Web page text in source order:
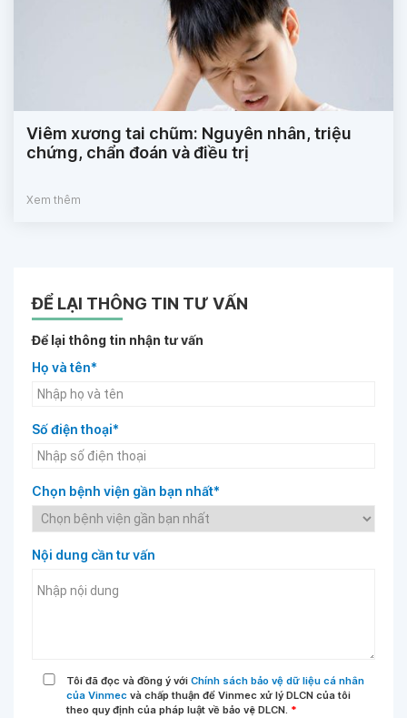
Viêm xương tai chũm: Nguyên nhân, triệu
chứng, chẩn đoán và điều trị
Xem thêm
ĐỂ LẠI THÔNG TIN TƯ VẤN
Để lại thông tin nhận tư vấn
Họ và tên*
Số điện thoại*
Chọn bệnh viện gần bạn nhất*
Nội dung cần tư vấn
Tôi đã đọc và đồng ý với Chính sách bảo vệ dữ liệu cá nhân
của Vinmec và chấp thuận để Vinmec xử lý DLCN của tôi
theo quy định của pháp luật về bảo vệ DLCN. *